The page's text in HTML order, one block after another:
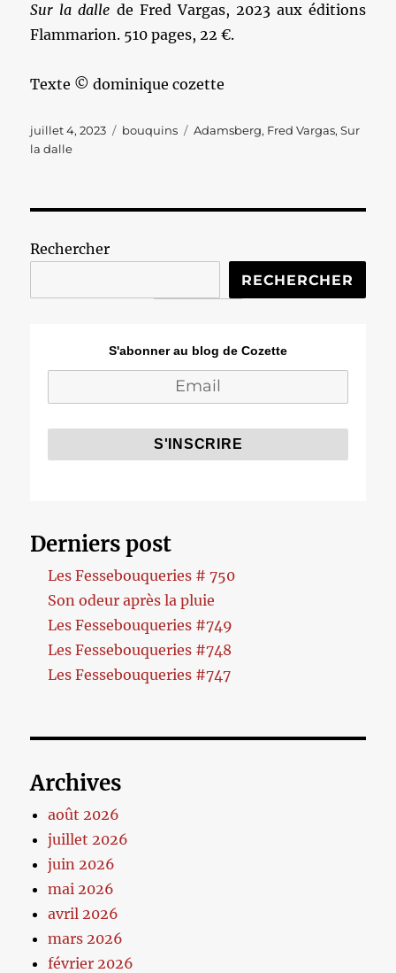
Sur la dalle de Fred Vargas, 2023 aux éditions
Flammarion. 510 pages, 22 €.
Texte © dominique cozette
Publié
le
juillet 4, 2023 Catégories
bouquins Étiquettes
Adamsberg, Fred Vargas,Sur
la dalle
Rechercher
RECHERCHER
S'abonner au blog de Cozette
Derniers post
Les Fessebouqueries # 750
Son odeur après la pluie
Les Fessebouqueries #749
Les Fessebouqueries #748
Les Fessebouqueries #747
Archives
août 2026
juillet 2026
juin 2026
mai 2026
avril 2026
mars 2026
février 2026